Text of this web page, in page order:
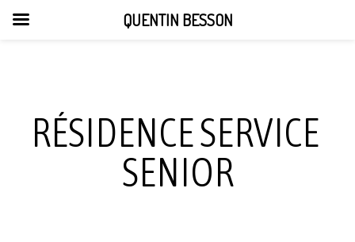
RÉSIDENCE SERVICE
SENIOR
QUENTIN BESSON